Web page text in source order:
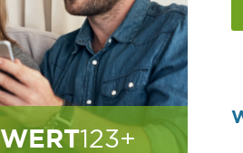
WERT123+